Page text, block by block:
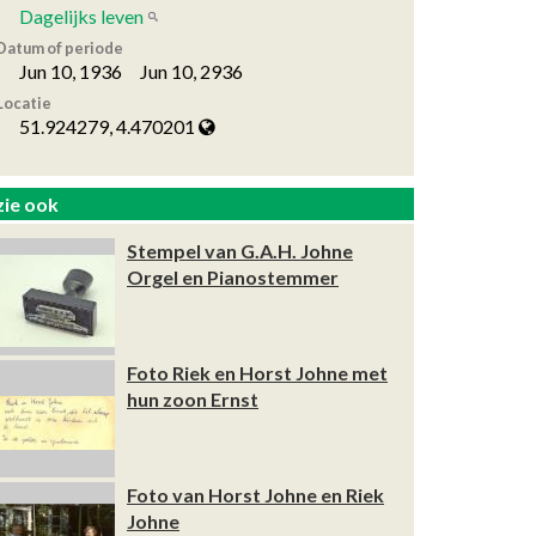
Dagelijks leven
of periode
Jun 10, 1936 Jun 10, 2936
51.924279, 4.470201
ook
Stempel van G.A.H. Johne
Orgel en Pianostemmer
Foto Riek en Horst Johne met
hun zoon Ernst
Foto van Horst Johne en Riek
Johne